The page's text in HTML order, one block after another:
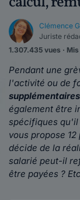
Clémence
Juriste
1.307.435 vues ·
Pendant une
l'activité ou de
supplémentaires
également être
spécifiques
vous propose
décide de la
salarié peut-il
être payées ?